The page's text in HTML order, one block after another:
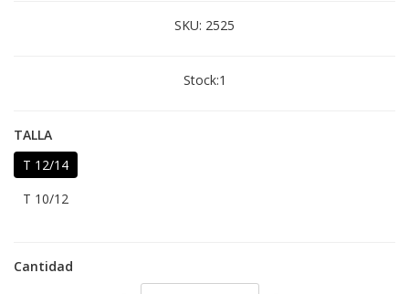
SKU: 2525
Stock:1
TALLA
T 12/14
T 10/12
Cantidad